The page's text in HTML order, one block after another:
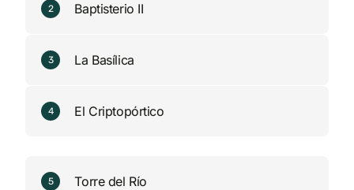
2 Baptisterio II
3 La Basílica
4 El Criptopórtico
5 Torre del Río